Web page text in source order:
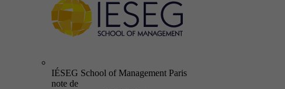
IÉSEG School of Management Paris
note de